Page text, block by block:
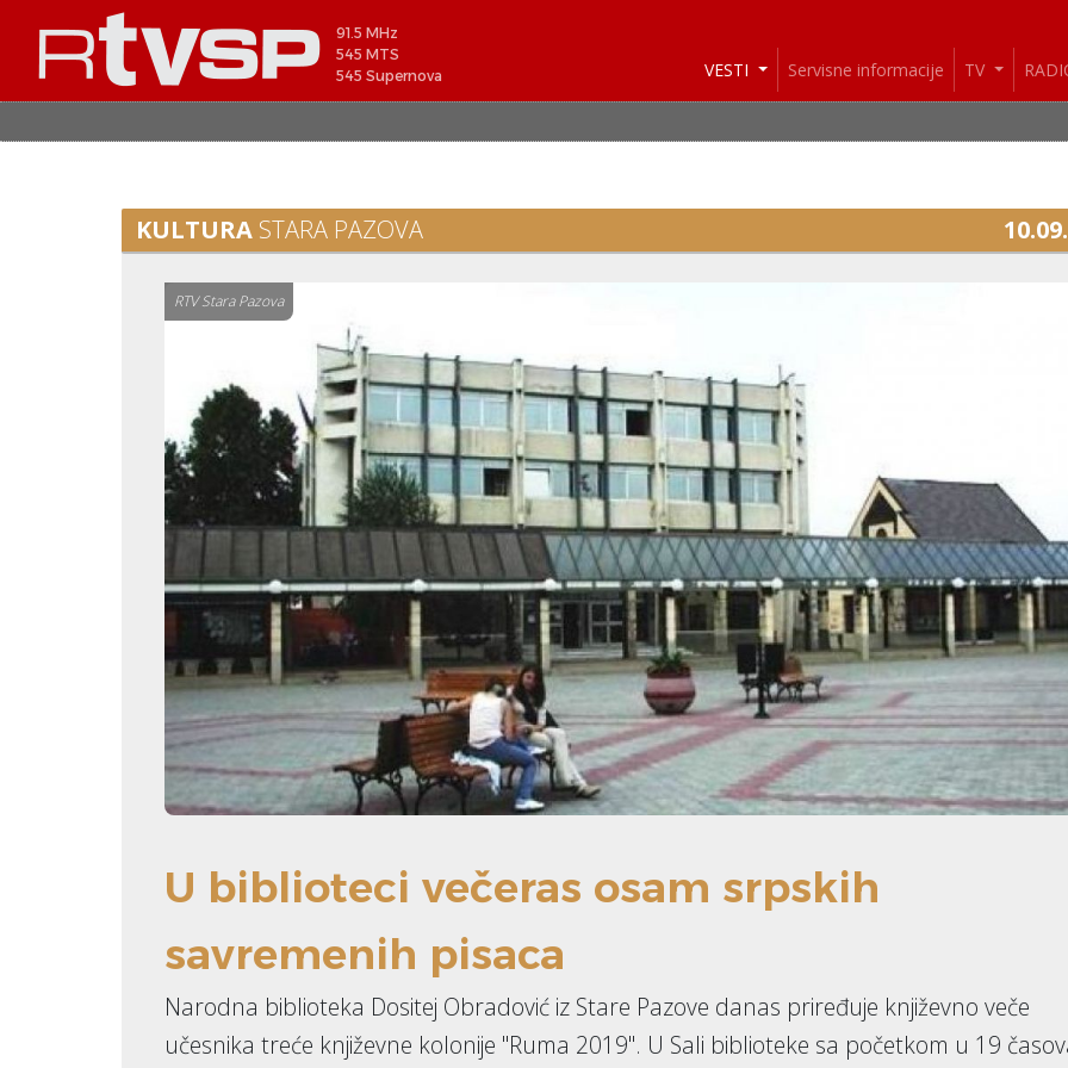
91.5 MHz
545 MTS
545 Supernova
VESTI Servisne informacije TV
KULTURA STARA PAZOVA
RTV Stara Pazova
U biblioteci večeras osam srpskih
savremenih pisaca
Narodna biblioteka Dositej Obradović iz Stare Pazove danas priređuje književno veče
učesnika treće književne kolonije "Ruma 2019". U Sali biblioteke sa početkom u 19